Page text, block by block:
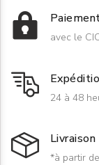
avec le
24 à 48
*à partir